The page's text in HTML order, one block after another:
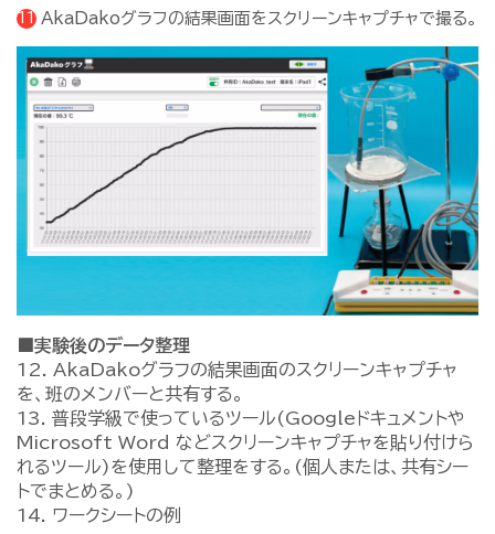
AkaDakoグラフの結果画面をスクリーンキャプチャで撮る。
■実験後のデータ整理
12. AkaDakoグラフの結果画面のスクリーンキャプチャ
を、班のメンバーと共有する。
13. 普段学級で使っているツール(Googleドキュメントや
Microsoft Word などスクリーンキャプチャを貼り付けら
れるツール)を使用して整理をする。(個人または、共有シー
トでまとめる。)
14. ワークシートの例